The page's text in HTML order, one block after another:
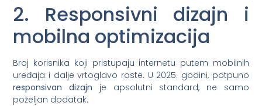
2. Responsivni dizajn i
mobilna optimizacija
Broj korisnika koji pristupaju internetu putem mobilnih
uređaja i dalje vrtoglavo raste. U 2025. godini, potpuno
responsivan dizajn je apsolutni standard, ne samo
poželjan dodatak.